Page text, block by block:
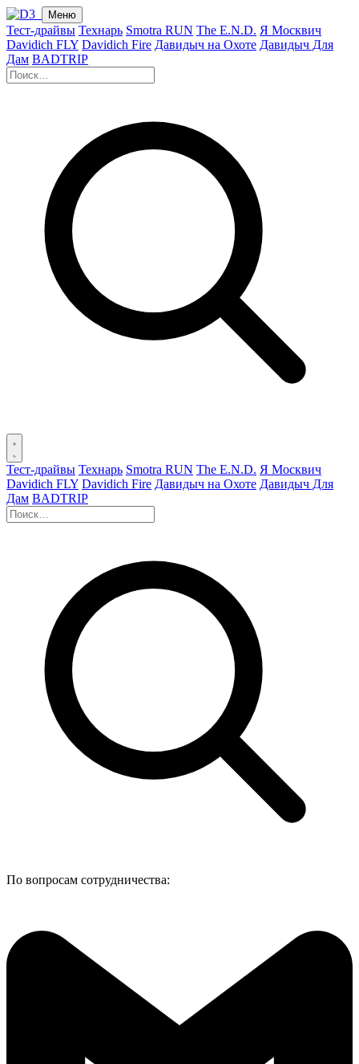
Меню
Тест-драйвы Технарь Smotra RUN The E.N.D. Я Москвич
Davidich FLY Davidich Fire Давидыч на Охоте Давидыч Для
Дам BADTRIP
Тест-драйвы Технарь Smotra RUN The E.N.D. Я Москвич
Davidich FLY Davidich Fire Давидыч на Охоте Давидыч Для
Дам BADTRIP
По вопросам сотрудничества: